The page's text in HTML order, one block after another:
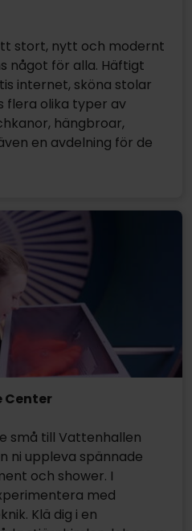
stort, nytt och modernt
något för alla. Häftigt
internet, sköna stolar
flera olika typer av
hängbroar,
en avdelning för de
Center
små till Vattenhallen
ni uppleva spännade
och shower. I
med
Klä dig i en